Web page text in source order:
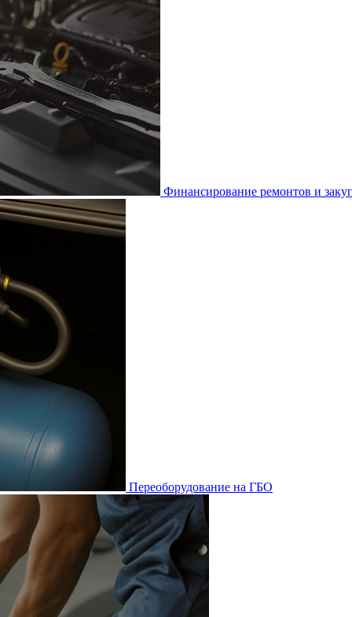
Финансирование ремонтов и
Переоборудование на ГБО